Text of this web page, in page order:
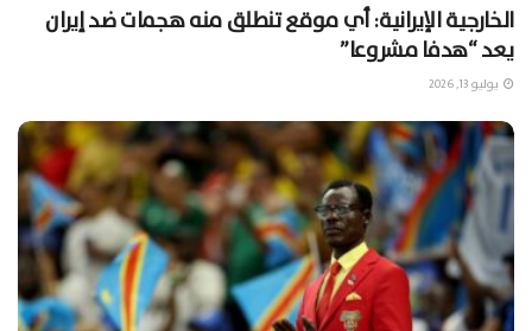
الخارجية الإيرانية: أي موقع تنطلق منه هجمات ضد إيران
يعد “هدفا مشروعا”
يوليو 13, 2026